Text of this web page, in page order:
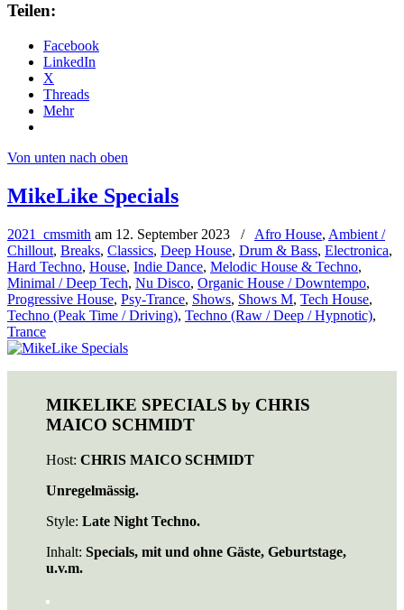
Teilen:
Facebook
LinkedIn
X
Threads
Mehr
Von unten nach oben
MikeLike Specials
2021_cmsmith am 12. September 2023 / Afro House, Ambient /
Chillout, Breaks, Classics, Deep House, Drum & Bass, Electronica,
Hard Techno, House, Indie Dance, Melodic House & Techno,
Minimal / Deep Tech, Nu Disco, Organic House / Downtempo,
Progressive House, Psy-Trance, Shows, Shows M, Tech House,
Techno (Peak Time / Driving), Techno (Raw / Deep / Hypnotic),
Trance
MIKELIKE SPECIALS by CHRIS
MAICO SCHMIDT
Host:CHRIS MAICO SCHMIDT
Unregelmässig.
Style:Late Night Techno.
Inhalt:Specials, mit und ohne Gäste, Geburtstage,
u.v.m.